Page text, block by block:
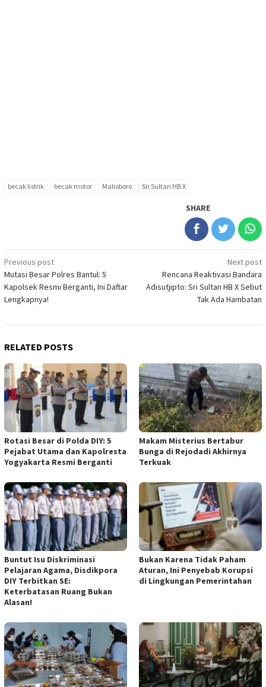
becak listrik becak motor Malioboro Sri Sultan HB X
SHARE
Post
navigation
Previous post
Mutasi Besar Polres Bantul: 5
Kapolsek Resmi Berganti, Ini Daftar
Lengkapnya!
Next post
Rencana Reaktivasi Bandara
Adisutjipto: Sri Sultan HB X Sebut
Tak Ada Hambatan
RELATED POSTS
Rotasi Besar di Polda DIY: 5
Pejabat Utama dan Kapolresta
Yogyakarta Resmi Berganti
Makam Misterius Bertabur
Bunga di Rejodadi Akhirnya
Terkuak
Buntut Isu Diskriminasi
Pelajaran Agama, Disdikpora
DIY Terbitkan SE:
Keterbatasan Ruang Bukan
Alasan!
Bukan Karena Tidak Paham
Aturan, Ini Penyebab Korupsi
di Lingkungan Pemerintahan